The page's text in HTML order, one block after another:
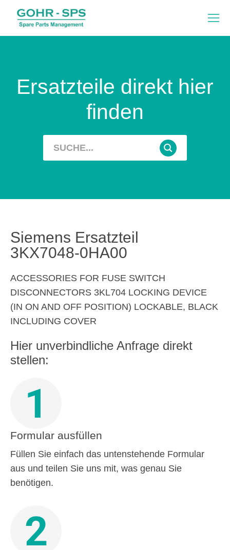
Ersatzteile direkt hier
finden
Siemens Ersatzteil
3KX7048-0HA00
ACCESSORIES FOR FUSE SWITCH
DISCONNECTORS 3KL704 LOCKING DEVICE
(IN ON AND OFF POSITION) LOCKABLE, BLACK
INCLUDING COVER
Hier unverbindliche Anfrage direkt
stellen:
1
Formular ausfüllen
Füllen Sie einfach das untenstehende Formular
aus und teilen Sie uns mit, was genau Sie
benötigen.
2